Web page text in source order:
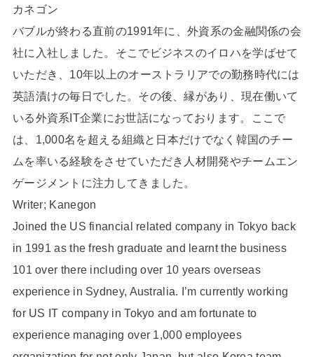
カネゴン
バブルが終わる直前の1991年に、外資系の金融関係の会
社に入社しました。そこでビジネスのイロハを学ばせて
いただき、10年以上のオーストラリアでの勤務時代には
英語漬けの毎日でした。その後、縁があり、現在働いて
いる外資系IT企業にお世話になっております。ここで
は、1,000名を超える組織と日本だけでなく韓国のチー
ムを率いる経験をさせていただき人材開発やチームエン
ゲージメントに注力してきました。
Writer; Kanegon
Joined the US financial related company in Tokyo back
in 1991 as the fresh graduate and learnt the business
101 over there including over 10 years overseas
experience in Sydney, Australia. I’m currently working
for US IT company in Tokyo and am fortunate to
experience managing over 1,000 employees